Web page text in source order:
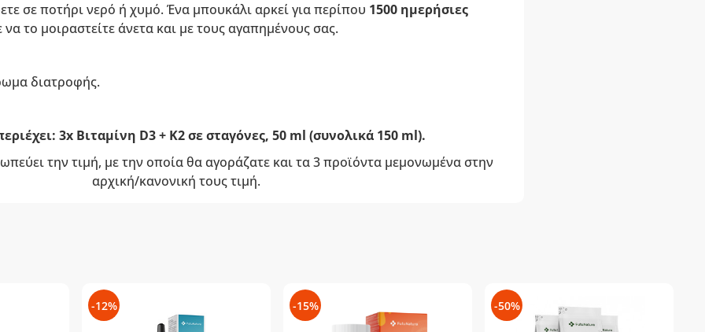
σε ποτήρι νερό ή χυμό. Ένα μπουκάλι αρκεί για περίπου 1500 ημερήσιες
να το μοιραστείτε άνετα και με τους αγαπημένους σας.
διατροφής.
3x Βιταμίνη D3 + K2 σε σταγόνες, 50 ml (συνολικά 150 ml).
την τιμή, με την οποία θα αγοράζατε και τα 3 προϊόντα μεμονωμένα στην
αρχική/κανονική τους τιμή.
-12% -15% -50%